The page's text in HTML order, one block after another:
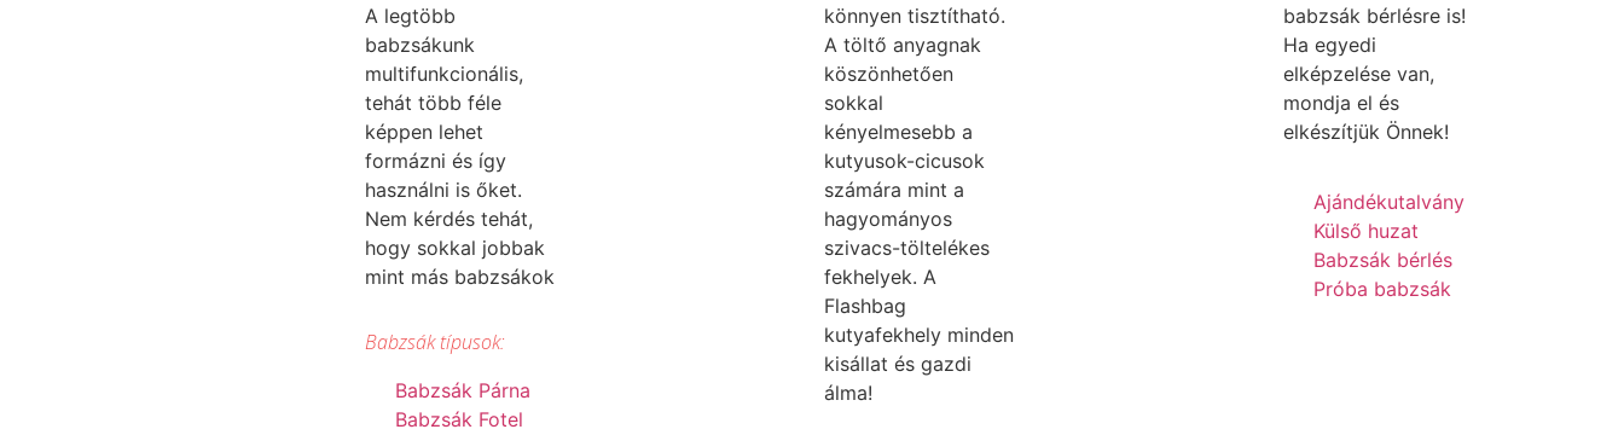
A legtöbb
babzsákunk
multifunkcionális,
tehát több féle
képpen lehet
formázni és így
használni is őket.
Nem kérdés tehát,
hogy sokkal jobbak
mint más babzsákok
Babzsák típusok:
Babzsák Párna
Babzsák Fotel
könnyen tisztítható.
A töltő anyagnak
köszönhetően
sokkal
kényelmesebb a
kutyusok-cicusok
számára mint a
hagyományos
szivacs-töltelékes
fekhelyek. A
Flashbag
kutyafekhely minden
kisállat és gazdi
álma!
babzsák bérlésre is!
Ha egyedi
elképzelése van,
mondja el és
elkészítjük Önnek!
Ajándékutalvány
Külső huzat
Babzsák bérlés
Próba babzsák